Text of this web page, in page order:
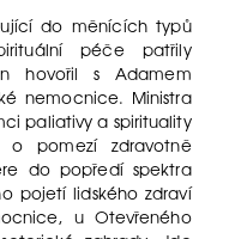
do měnících typů
péče patřily
hovořil s Adamem
nemocnice. Ministra
paliativy a spirituality
o pomezí zdravotně
do popředí spektra
pojetí lidského zdraví
u Otevřeného